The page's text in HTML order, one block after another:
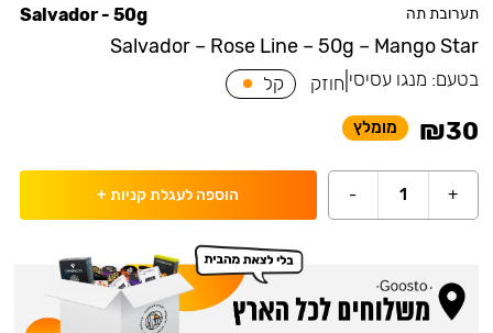
תערובת תה
Salvador – Rose Line – 50g – Mango Star
Salvador - 50g
בטעם: מנגו עסיסי חוזק קל
₪30 מומלץ
+
1
- הוספה לעגלת קניות +